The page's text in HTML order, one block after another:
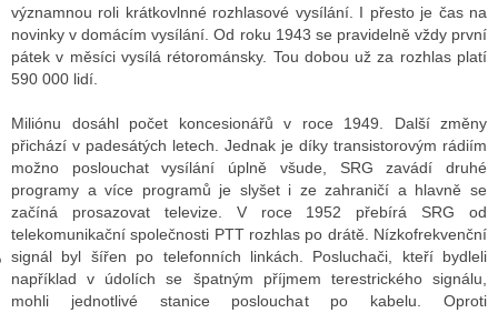
STÁT BLOGEREM
BLOGERA
DISKUTÉRA NA RADIOTV
STARŠÍCH DISKUZÍ
významnou roli krátkovlnné rozhlasové vysílání. I přesto je čas na
novinky v domácím vysílání. Od roku 1943 se pravidelně vždy první
pátek v měsíci vysílá rétorománsky. Tou dobou už za rozhlas platí
590 000 lidí.
Miliónu dosáhl počet koncesionářů v roce 1949. Další změny
přichází v padesátých letech. Jednak je díky transistorovým rádiím
možno poslouchat vysílání úplně všude, SRG zavádí druhé
programy a více programů je slyšet i ze zahraničí a hlavně se
začíná prosazovat televize. V roce 1952 přebírá SRG od
telekomunikační společnosti PTT rozhlas po drátě. Nízkofrekvenční
signál byl šířen po telefonních linkách. Posluchači, kteří bydleli
například v údolích se špatným příjmem terestrického signálu,
mohli jednotlivé stanice poslouchat po kabelu. Oproti